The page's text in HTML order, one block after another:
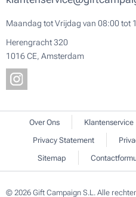
Maandag tot Vrijdag van 08:00 tot
Herengracht 320
1016 CE, Amsterdam
Over Ons Klantenservice
Privacy Statement
Sitemap
© 2026 Gift Campaign S.L. Alle